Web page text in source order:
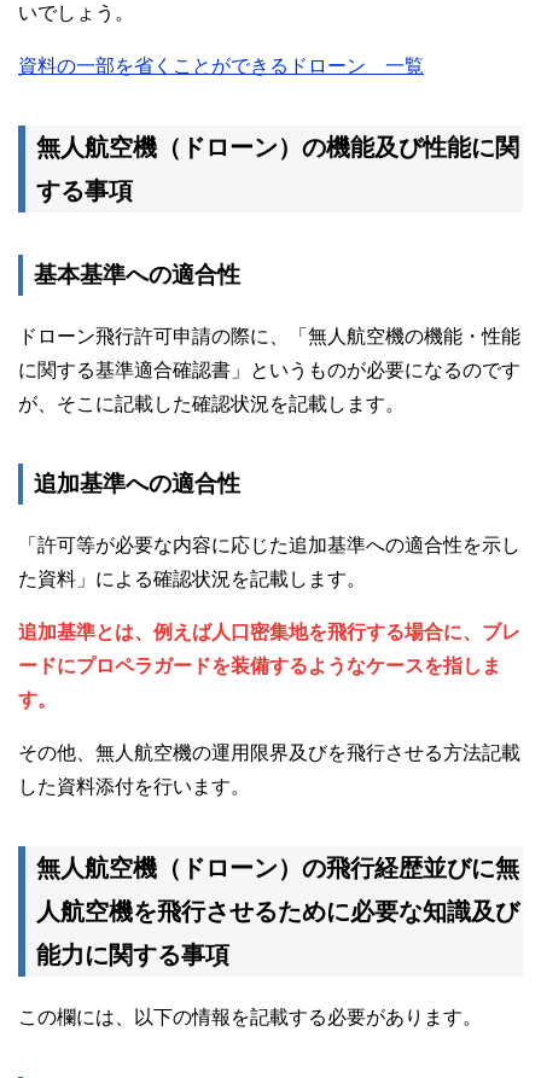
いでしょう。
資料の一部を省くことができるドローン 一覧
無人航空機（ドローン）の機能及び性能に関
する事項
基本基準への適合性
ドローン飛行許可申請の際に、「無人航空機の機能・性能
に関する基準適合確認書」というものが必要になるのです
が、そこに記載した確認状況を記載します。
追加基準への適合性
「許可等が必要な内容に応じた追加基準への適合性を示し
た資料」による確認状況を記載します。
追加基準とは、例えば人口密集地を飛行する場合に、ブレ
ードにプロペラガードを装備するようなケースを指しま
す。
その他、無人航空機の運用限界及びを飛行させる方法記載
した資料添付を行います。
無人航空機（ドローン）の飛行経歴並びに無
人航空機を飛行させるために必要な知識及び
能力に関する事項
この欄には、以下の情報を記載する必要があります。